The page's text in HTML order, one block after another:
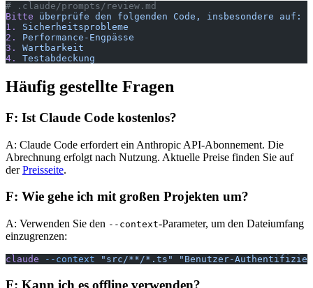
# .claude/prompts/review.md
Bitte überprüfe den folgenden Code, insbesondere auf:
1.
Sicherheitsprobleme
2.
Performance-Engpässe
3.
Wartbarkeit
4.
Testabdeckung
Häufig gestellte Fragen
F: Ist Claude Code kostenlos?
A: Claude Code erfordert ein Anthropic API-Abonnement. Die
Abrechnung erfolgt nach Nutzung. Aktuelle Preise finden Sie auf
derPreisseite.
F: Wie gehe ich mit großen Projekten um?
A: Verwenden Sie den --context-Parameter, um den Dateiumfang
einzugrenzen:
claude --context "src/**/*.ts" "Benutzer-
F: Kann ich es offline verwenden?